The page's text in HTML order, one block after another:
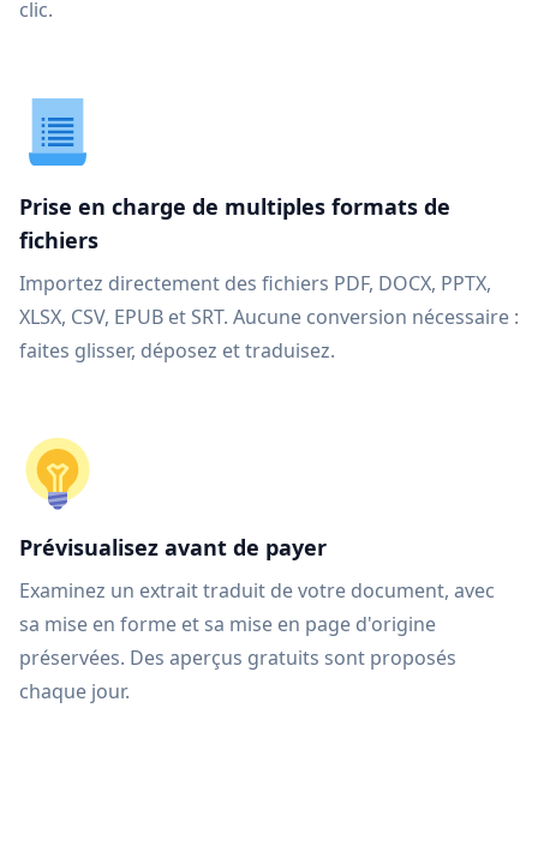
clic.
Prise en charge de multiples formats de
fichiers
Importez directement des fichiers PDF, DOCX, PPTX,
XLSX, CSV, EPUB et SRT. Aucune conversion nécessaire :
faites glisser, déposez et traduisez.
Prévisualisez avant de payer
Examinez un extrait traduit de votre document, avec
sa mise en forme et sa mise en page d'origine
préservées. Des aperçus gratuits sont proposés
chaque jour.